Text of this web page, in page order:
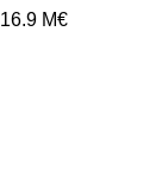
16.9 M€